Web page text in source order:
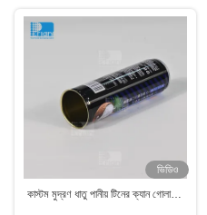
ভিডিও
কাস্টম মুদ্রণ ধাতু পানীয় টিনের ক্যান গোলাকার